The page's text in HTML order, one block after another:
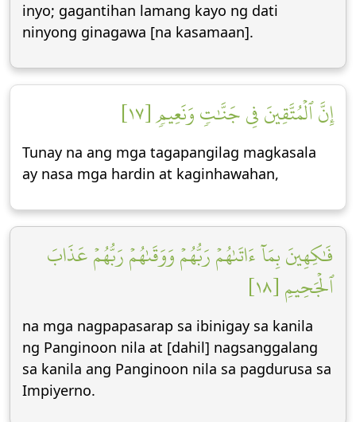
inyo; gagantihan lamang kayo ng dati
ninyong ginagawa [na kasamaan].
إِنَّ ٱلۡمُتَّقِينَ فِي جَنَّٰتٖ وَنَعِيمٖ [١٧]
Tunay na ang mga tagapangilag magkasala
ay nasa mga hardin at kaginhawahan,
فَٰكِهِينَ بِمَآ ءَاتَىٰهُمۡ رَبُّهُمۡ وَوَقَىٰهُمۡ رَبُّهُمۡ عَذَابَ
ٱلۡجَحِيمِ [١٨]
na mga nagpapasarap sa ibinigay sa kanila
ng Panginoon nila at [dahil] nagsanggalang
sa kanila ang Panginoon nila sa pagdurusa sa
Impiyerno.